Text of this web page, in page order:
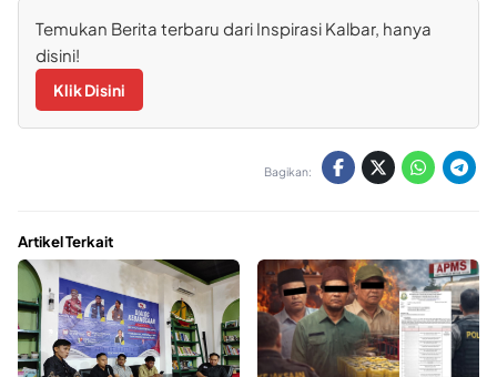
Temukan Berita terbaru dari Inspirasi Kalbar, hanya
disini!
Klik Disini
Bagikan:
Artikel Terkait